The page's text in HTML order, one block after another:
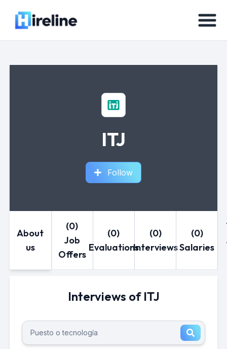
ITJ
Follow
About
us
(0)
Job
Offers
(0)
Evaluations
(0)
Interviews
(0)
Salaries
Interviews of ITJ